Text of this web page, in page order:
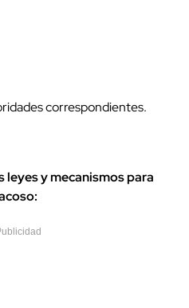
correspondientes.
leyes y mecanismos para